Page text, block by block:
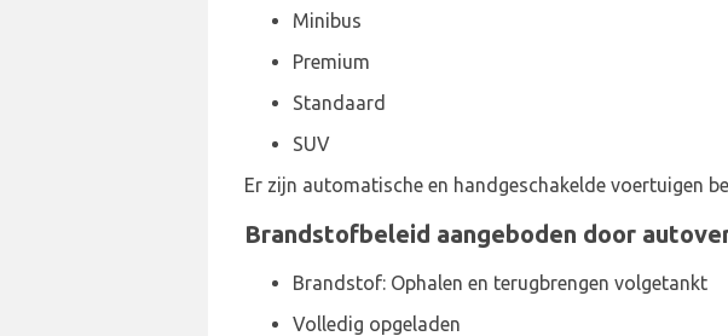
Minibus
Premium
Standaard
SUV
Er zijn automatische en handgeschakelde voertuigen
Brandstofbeleid aangeboden door
Brandstof: Ophalen en terugbrengen volgetankt
Volledig opgeladen